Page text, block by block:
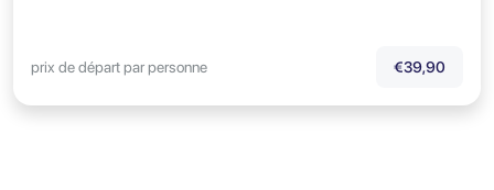
prix de départ par personne €39,90